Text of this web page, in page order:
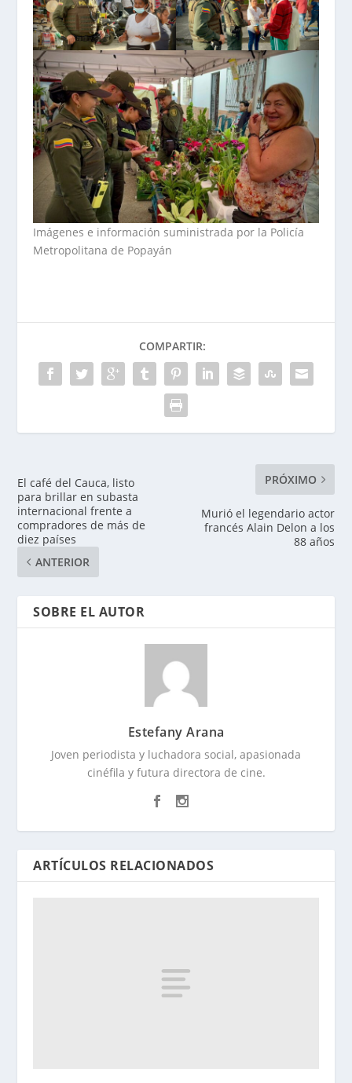
Imágenes e información suministrada por la Policía
Metropolitana de Popayán
COMPARTIR:
El café del Cauca, listo
para brillar en subasta
internacional frente a
compradores de más de
diez países
ANTERIOR
PRÓXIMO
Murió el legendario actor
francés Alain Delon a los
88 años
SOBRE EL AUTOR
Estefany Arana
Joven periodista y luchadora social, apasionada
cinéfila y futura directora de cine.
ARTÍCULOS RELACIONADOS